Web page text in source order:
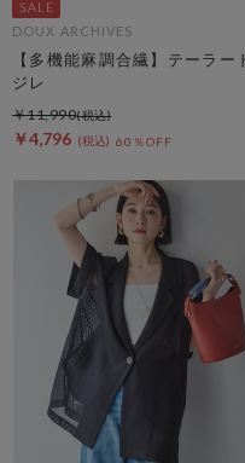
DOUX ARCHIVES
【多機能麻調合繊】テーラー
ジレ
￥4,796 60％OFF
￥11,990